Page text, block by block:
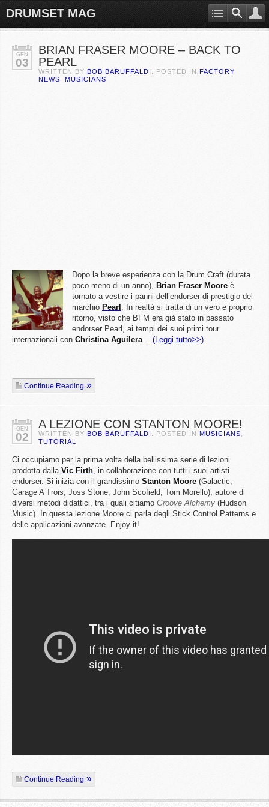
DRUMSET MAG
GEN
03
BRIAN FRASER MOORE – BACK TO
PEARL
WRITTEN BY BOB BARUFFALDI . POSTED IN FACTORY
NEWS
MUSICIANS
Dopo la breve esperienza con la Drum Craft (durata
poco meno di un anno), Brian Fraser Moore è
tornato a vestire i panni dell’endorser di prestigio del
marchio Pearl . In realtà si tratta di un vero e proprio
ritorno, visto che BFM era già stato in passato
endorser Pearl, ai tempi dei suoi primi tour
internazionali con Christina Aguilera… (Leggi tutto>>)
Continue Reading
GEN
02
A LEZIONE CON STANTON MOORE!
WRITTEN BY BOB BARUFFALDI . POSTED IN MUSICIANS
TUTORIAL
Ci occupiamo per la prima volta della bellissima serie di lezioni
prodotta dalla Vic Firth, in collaborazione con tutti i suoi artisti
endorser. Si inizia con il grandissimo Stanton Moore (Galactic,
Garage A Trois, Joss Stone, John Scofield, Tom Morello), autore di
diversi metodi didattici, tra i quali citiamo Groove Alchemy (Hudson
Music). In questa lezione Moore ci parla degli Stick Control Patterns e
delle applicazioni avanzate. Enjoy it!
Continue Reading